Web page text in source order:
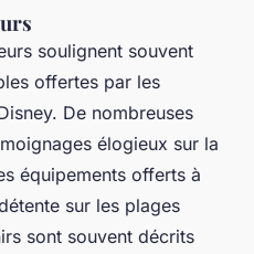
soulignent souvent
offertes par les
De nombreuses
élogieux sur la
équipements offerts à
sur les plages
sont souvent décrits